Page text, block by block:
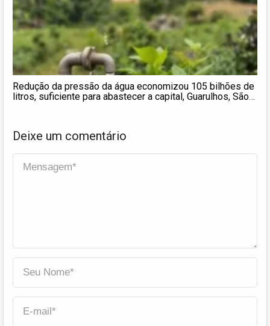
Redução da pressão da água economizou 105 bilhões de
litros, suficiente para abastecer a capital, Guarulhos, São
Deixe um comentário